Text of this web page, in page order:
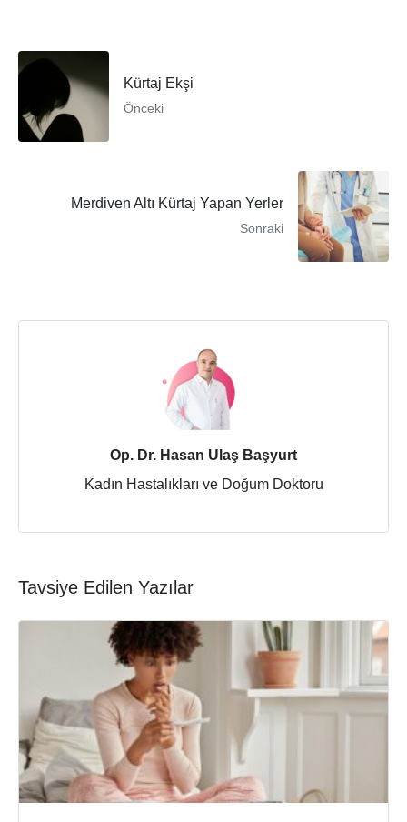
Kürtaj Ekşi
Önceki
Merdiven Altı Kürtaj Yapan Yerler
Sonraki
Op. Dr. Hasan Ulaş Başyurt
Kadın Hastalıkları ve Doğum Doktoru
Tavsiye Edilen Yazılar